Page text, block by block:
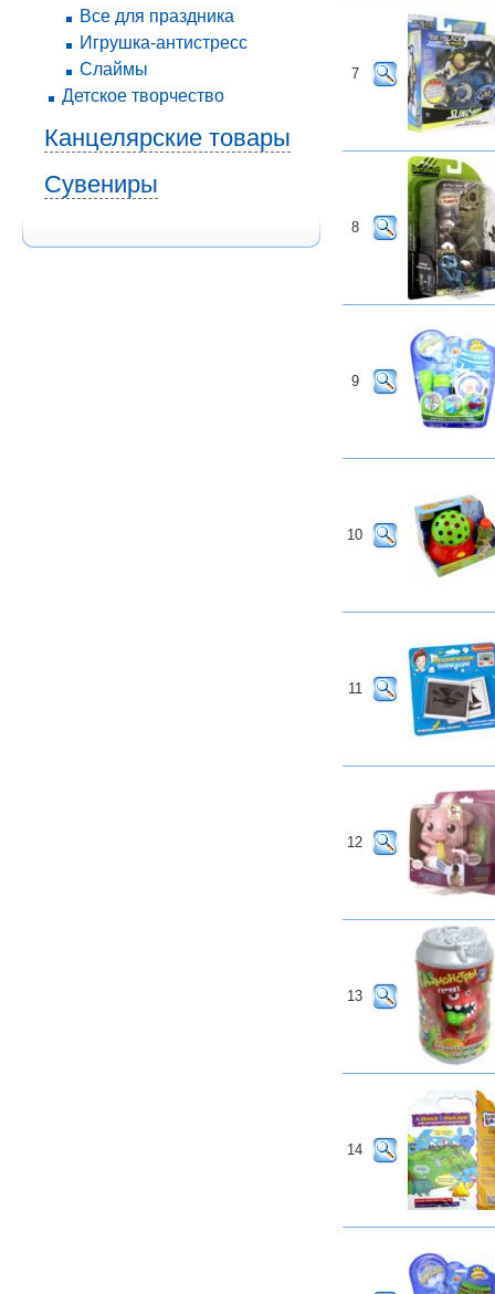
Все для праздника
Игрушка-антистресс
Слаймы
Детское творчество
Канцелярские товары
Сувениры
7
8
9
10
11
12
13
14